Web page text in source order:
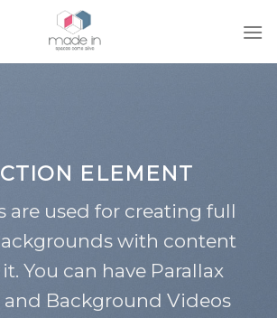
ELEMENT
are used for creating full
with content
You can have Parallax
and Background Videos.